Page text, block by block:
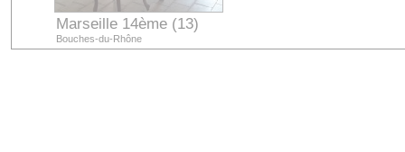
Marseille 14ème (13)
Bouches-du-Rhône